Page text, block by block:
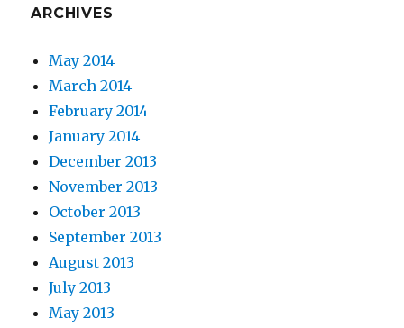
ARCHIVES
May 2014
March 2014
February 2014
January 2014
December 2013
November 2013
October 2013
September 2013
August 2013
July 2013
May 2013